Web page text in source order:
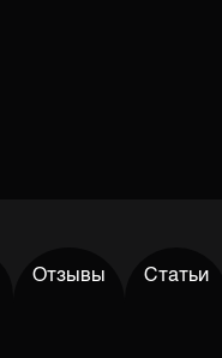
Отзывы Статьи